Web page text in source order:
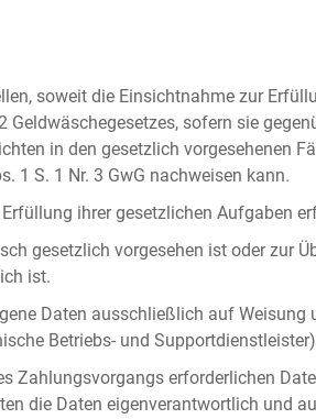
soweit die Einsichtnahme zur
sofern sie
in den gesetzlich vorgesehenen
1 S. 1 Nr. 3 GwG nachweisen kann.
ihrer gesetzlichen Aufgaben
gesetzlich vorgesehen ist oder zur
ist.
Daten ausschließlich auf Weisung
Betriebs- und
Zahlungsvorgangs erforderlichen
die Daten eigenverantwortlich und